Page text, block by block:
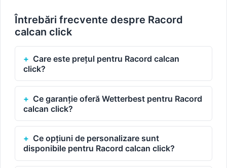
Întrebări frecvente despre Racord
calcan click
Care este prețul pentru Racord calcan
click?
Ce garanție oferă Wetterbest pentru Racord
calcan click?
Ce opțiuni de personalizare sunt
disponibile pentru Racord calcan click?